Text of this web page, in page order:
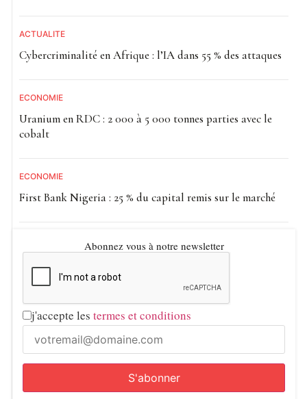
ACTUALITE
Cybercriminalité en Afrique : l’IA dans 55 % des attaques
ECONOMIE
Uranium en RDC : 2 000 à 5 000 tonnes parties avec le
cobalt
ECONOMIE
First Bank Nigeria : 25 % du capital remis sur le marché
Abonnez vous à notre newsletter
j'accepte les termes et conditions